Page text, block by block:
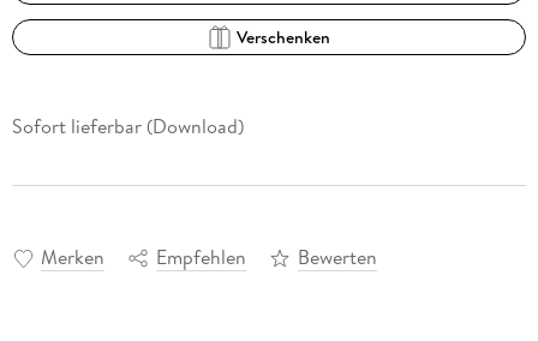
Verschenken
Sofort lieferbar (Download)
Merken Empfehlen Bewerten